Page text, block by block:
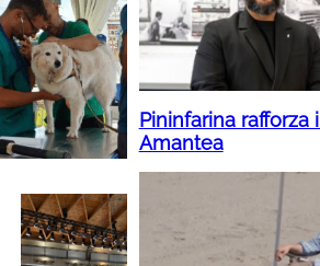
Pininfarina
Amantea